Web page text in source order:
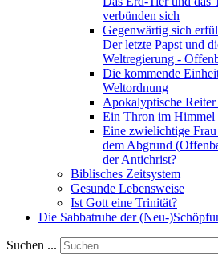
verbünden sich
Gegenwärtig sich
Der letzte Papst und
Weltregierung -
Die kommende
Weltordnung
Apokalyptische
Ein Thron im Himmel
Eine zwielichtige
dem Abgrund
der Antichrist?
Biblisches Zeitsystem
Gesunde Lebensweise
Ist Gott eine Trinität?
Die Sabbatruhe der (Neu-
Suchen ...